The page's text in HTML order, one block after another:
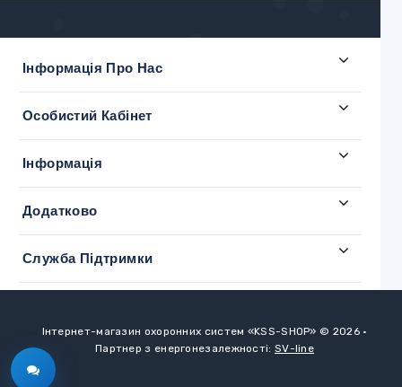
Інформація Про Нас
Особистий Кабінет
Інформація
Додатково
Служба Підтримки
Інтернет-магазин охоронних систем «KSS-SHOP» © 2026 •
Партнер з енергонезалежності: SV-line